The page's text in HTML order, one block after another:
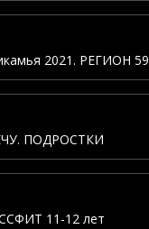
2021. РЕГИОН 59
ПОДРОСТКИ
11-12 лет